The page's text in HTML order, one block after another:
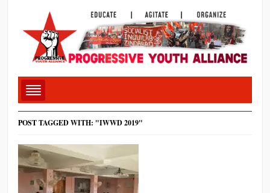
POST TAGGED WITH: "IWWD 2019"